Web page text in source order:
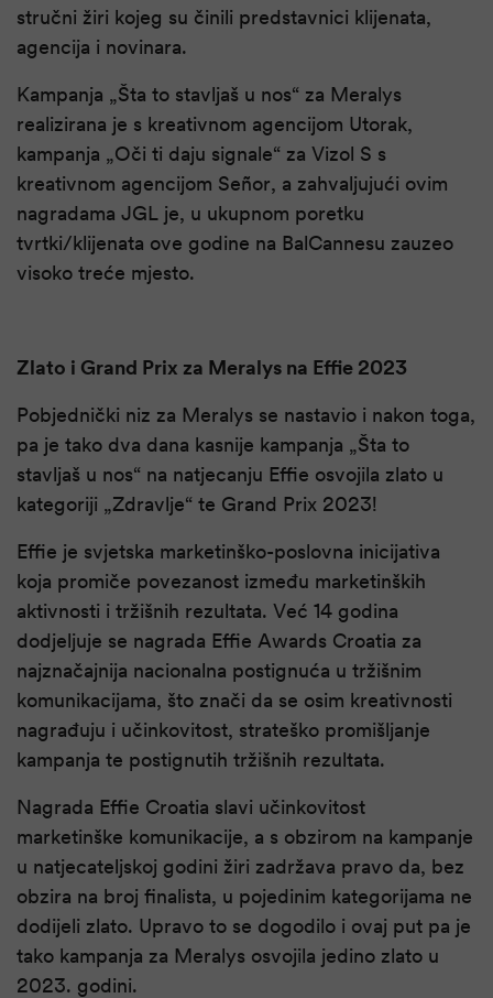
stručni žiri kojeg su činili predstavnici klijenata,
agencija i novinara.
Kampanja „Šta to stavljaš u nos“ za Meralys
realizirana je s kreativnom agencijom Utorak,
kampanja „Oči ti daju signale“ za Vizol S s
kreativnom agencijom Señor, a zahvaljujući ovim
nagradama JGL je, u ukupnom poretku
tvrtki/klijenata ove godine na BalCannesu zauzeo
visoko treće mjesto.
Zlato i Grand Prix za Meralys na Effie 2023
Pobjednički niz za Meralys se nastavio i nakon toga,
pa je tako dva dana kasnije kampanja „Šta to
stavljaš u nos“ na natjecanju Effie osvojila zlato u
kategoriji „Zdravlje“ te Grand Prix 2023!
Effie je svjetska marketinško-poslovna inicijativa
koja promiče povezanost između marketinških
aktivnosti i tržišnih rezultata. Već 14 godina
dodjeljuje se nagrada Effie Awards Croatia za
najznačajnija nacionalna postignuća u tržišnim
komunikacijama, što znači da se osim kreativnosti
nagrađuju i učinkovitost, strateško promišljanje
kampanja te postignutih tržišnih rezultata.
Nagrada Effie Croatia slavi učinkovitost
marketinške komunikacije, a s obzirom na kampanje
u natjecateljskoj godini žiri zadržava pravo da, bez
obzira na broj finalista, u pojedinim kategorijama ne
dodijeli zlato. Upravo to se dogodilo i ovaj put pa je
tako kampanja za Meralys osvojila jedino zlato u
2023. godini.